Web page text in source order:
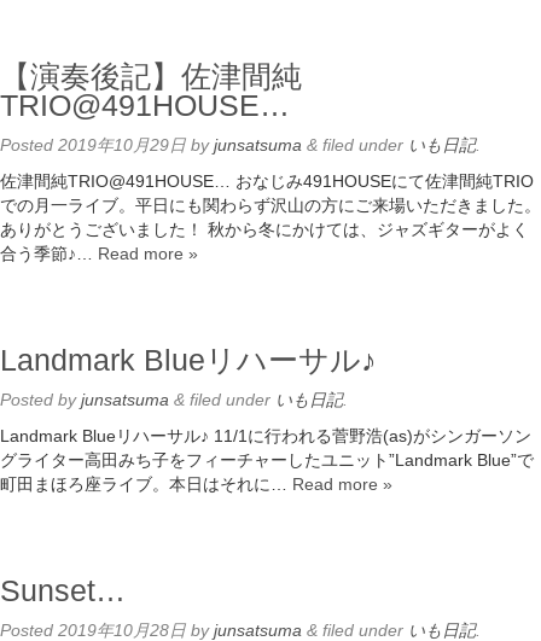
【演奏後記】佐津間純
TRIO@491HOUSE…
Posted 2019年10月29日 byjunsatsuma & filed under いも日記.
佐津間純TRIO@491HOUSE… おなじみ491HOUSEにて佐津間純TRIO
での月一ライブ。平日にも関わらず沢山の方にご来場いただきました。
ありがとうございました！ 秋から冬にかけては、ジャズギターがよく
合う季節♪… Read more »
Landmark Blueリハーサル♪
Posted byjunsatsuma & filed under いも日記.
Landmark Blueリハーサル♪ 11/1に行われる菅野浩(as)がシンガーソン
グライター高田みち子をフィーチャーしたユニット”Landmark Blue”で
町田まほろ座ライブ。本日はそれに… Read more »
Sunset…
Posted 2019年10月28日 byjunsatsuma & filed under いも日記.